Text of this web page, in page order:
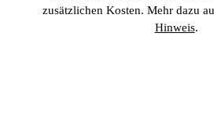
zusätzlichen Kosten. Mehr dazu
Hinweis.